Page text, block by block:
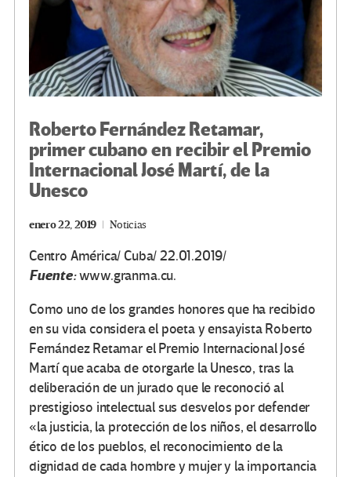
Roberto Fernández Retamar,
primer cubano en recibir el Premio
Internacional José Martí, de la
Unesco
enero 22, 2019 Noticias
Centro América/ Cuba/ 22.01.2019/
Fuente:www.granma.cu.
Como uno de los grandes honores que ha recibido
en su vida considera el poeta y ensayista Roberto
Fernández Retamar el Premio Internacional José
Martí que acaba de otorgarle la Unesco, tras la
deliberación de un jurado que le reconoció al
prestigioso intelectual sus desvelos por defender
«la justicia, la protección de los niños, el desarrollo
ético de los pueblos, el reconocimiento de la
dignidad de cada hombre y mujer y la importancia